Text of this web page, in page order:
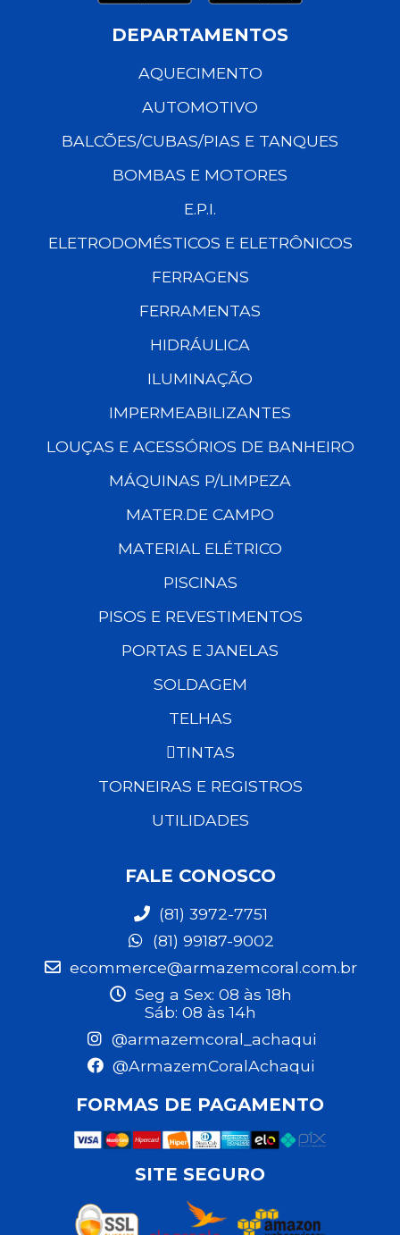
DEPARTAMENTOS
AQUECIMENTO
AUTOMOTIVO
BALCÕES/CUBAS/PIAS E TANQUES
BOMBAS E MOTORES
E.P.I.
ELETRODOMÉSTICOS E ELETRÔNICOS
FERRAGENS
FERRAMENTAS
HIDRÁULICA
ILUMINAÇÃO
IMPERMEABILIZANTES
LOUÇAS E ACESSÓRIOS DE BANHEIRO
MÁQUINAS P/LIMPEZA
MATER.DE CAMPO
MATERIAL ELÉTRICO
PISCINAS
PISOS E REVESTIMENTOS
PORTAS E JANELAS
SOLDAGEM
TELHAS
TINTAS
TORNEIRAS E REGISTROS
UTILIDADES
FALE CONOSCO
(81) 3972-7751
(81) 99187-9002
ecommerce@armazemcoral.com.br
Seg a Sex: 08 às 18h
Sáb: 08 às 14h
@armazemcoral_achaqui
@ArmazemCoralAchaqui
FORMAS DE PAGAMENTO
SITE SEGURO